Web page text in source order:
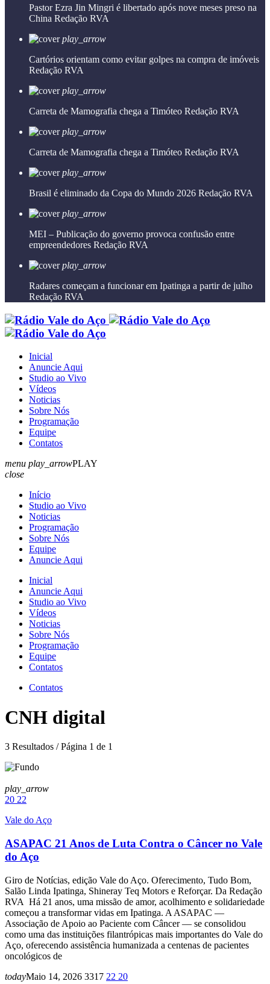
Pastor Ezra Jin Mingri é libertado após nove meses preso na
China Redação RVA
play_arrow
Cartórios orientam como evitar golpes na compra de imóveis
Redação RVA
play_arrow
Carreta de Mamografia chega a Timóteo Redação RVA
play_arrow
Carreta de Mamografia chega a Timóteo Redação RVA
play_arrow
Brasil é eliminado da Copa do Mundo 2026 Redação RVA
play_arrow
MEI – Publicação do governo provoca confusão entre
empreendedores Redação RVA
play_arrow
Radares começam a funcionar em Ipatinga a partir de julho
Redação RVA
Inicial
Anuncie Aqui
Studio ao Vivo
Vídeos
Noticias
Sobre Nós
Programação
Equipe
Contatos
menu play_arrowPLAY
close
Início
Studio ao Vivo
Noticias
Programação
Sobre Nós
Equipe
Anuncie Aqui
Inicial
Anuncie Aqui
Studio ao Vivo
Vídeos
Noticias
Sobre Nós
Programação
Equipe
Contatos
Contatos
CNH digital
3 Resultados / Página 1 de 1
play_arrow
20 22
Vale do Aço
ASAPAC 21 Anos de Luta Contra o Câncer no Vale
do Aço
Giro de Notícias, edição Vale do Aço. Oferecimento, Tudo Bom,
Salão Linda Ipatinga, Shineray Teq Motors e Reforçar. Da Redação
RVA Há 21 anos, uma missão de amor, acolhimento e solidariedade
começou a transformar vidas em Ipatinga. A ASAPAC —
Associação de Apoio ao Paciente com Câncer — se consolidou
como uma das instituições filantrópicas mais importantes do Vale do
Aço, oferecendo assistência humanizada a centenas de pacientes
oncológicos de
todayMaio 14, 2026 3317 22 20